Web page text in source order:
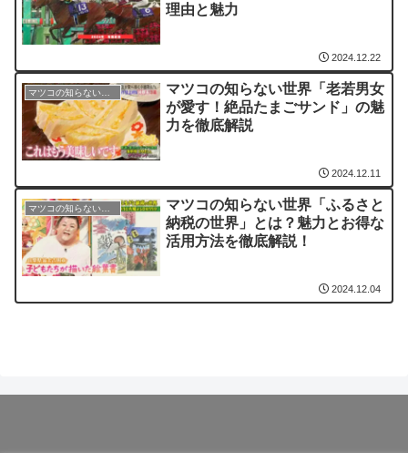
理由と魅力
2024.12.22
マツコの知らない世界
マツコの知らない世界「老若男女
が愛す！絶品たまごサンド」の魅
力を徹底解説
2024.12.11
マツコの知らない世界
マツコの知らない世界「ふるさと
納税の世界」とは？魅力とお得な
活用方法を徹底解説！
2024.12.04